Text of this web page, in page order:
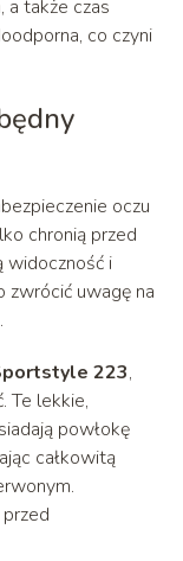
a także czas
co czyni
oczu
chronią przed
widoczność i
zwrócić uwagę na
223,
Te lekkie,
powłokę
całkowitą